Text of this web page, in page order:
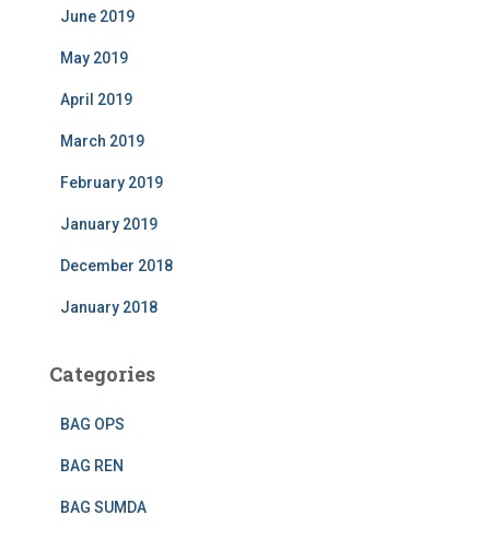
June 2019
May 2019
April 2019
March 2019
February 2019
January 2019
December 2018
January 2018
Categories
BAG OPS
BAG REN
BAG SUMDA